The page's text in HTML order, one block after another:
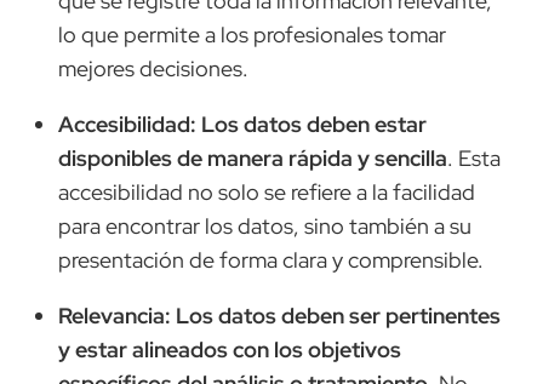
lo que permite a los profesionales tomar
mejores decisiones.
Accesibilidad: Los datos deben estar
disponibles de manera rápida y sencilla. Esta
accesibilidad no solo se refiere a la facilidad
para encontrar los datos, sino también a su
presentación de forma clara y comprensible.
Relevancia: Los datos deben ser pertinentes
y estar alineados con los objetivos